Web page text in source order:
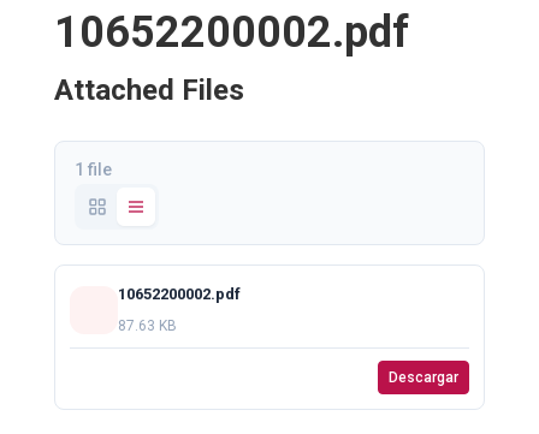
10652200002.pdf
Attached Files
1 file
10652200002.pdf
87.63 KB
Descargar